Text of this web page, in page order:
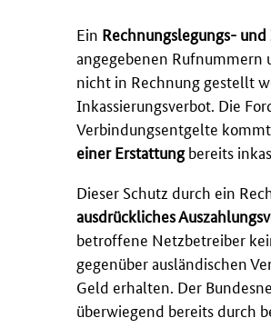
Ein Rechnungslegungs-
angegebenen Rufnummern
nicht in Rechnung gestellt
Inkassierungsverbot. Die
Verbindungsentgelte
einer Erstattungbereits
Dieser Schutz durch ein
ausdrückliches
betroffene Netzbetreiber
gegenüber ausländischen
Geld erhalten. Der
überwiegend bereits durch